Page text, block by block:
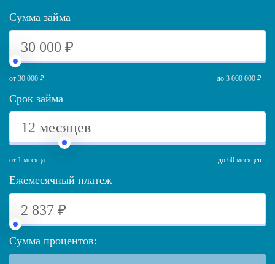
Сумма займа
от 30 000 ₽ до 3 000 000 ₽
Срок займа
от 1 месяца до 60 месяцев
Ежемесячный платеж
Сумма процентов: